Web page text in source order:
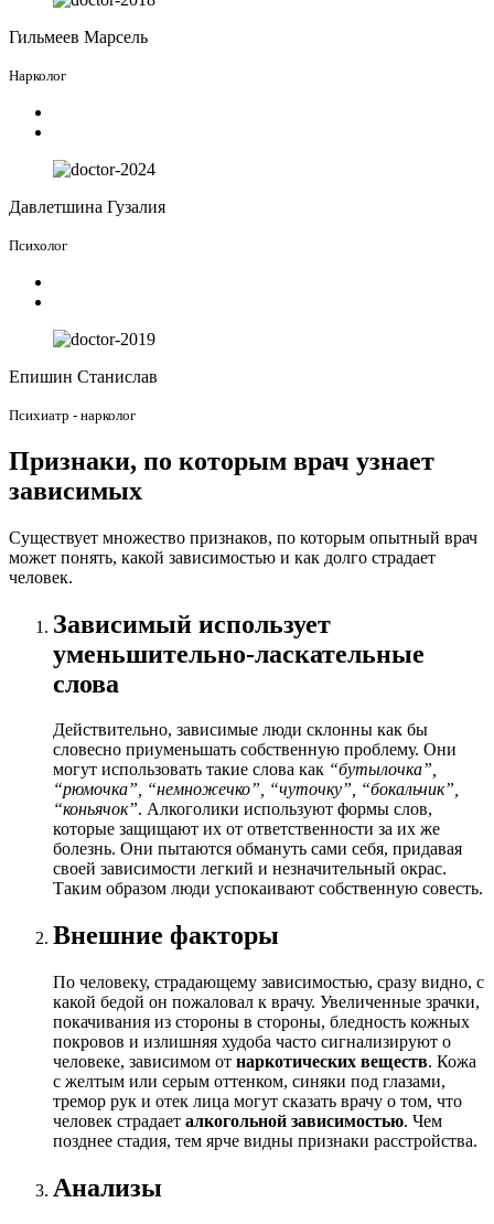
Гильмеев Марсель
Нарколог
Давлетшина Гузалия
Психолог
Епишин Станислав
Психиатр - нарколог
Признаки, по которым врач узнает
зависимых
Существует множество признаков, по которым опытный врач
может понять, какой зависимостью и как долго страдает
человек.
Зависимый использует
уменьшительно-ласкательные
слова
Действительно, зависимые люди склонны как бы
словесно приуменьшать собственную проблему. Они
могут использовать такие слова как “бутылочка”,
“рюмочка”, “немножечко”, “чуточку”, “бокальчик”,
“коньячок”. Алкоголики используют формы слов,
которые защищают их от ответственности за их же
болезнь. Они пытаются обмануть сами себя, придавая
своей зависимости легкий и незначительный окрас.
Таким образом люди успокаивают собственную совесть.
Внешние факторы
По человеку, страдающему зависимостью, сразу видно, с
какой бедой он пожаловал к врачу. Увеличенные зрачки,
покачивания из стороны в стороны, бледность кожных
покровов и излишняя худоба часто сигнализируют о
человеке, зависимом от наркотических веществ. Кожа
с желтым или серым оттенком, синяки под глазами,
тремор рук и отек лица могут сказать врачу о том, что
человек страдает алкогольной зависимостью. Чем
позднее стадия, тем ярче видны признаки расстройства.
Анализы